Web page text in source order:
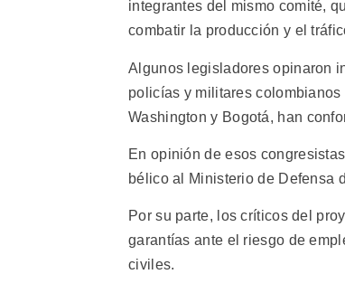
integrantes del mismo comité,
combatir la producción y el
Algunos legisladores opinaron
policías y militares
Washington y Bogotá, han
En opinión de esos
bélico al Ministerio de Defensa
Por su parte, los críticos del
garantías ante el riesgo de
civiles.